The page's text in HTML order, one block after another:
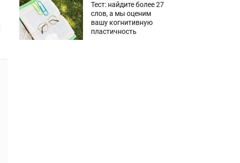
Тест: найдите более 27
слов, а мы оценим
вашу когнитивную
пластичность